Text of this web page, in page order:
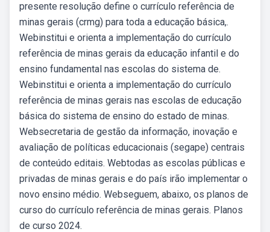
presente resolução define o currículo referência de
minas gerais (crmg) para toda a educação básica,.
Webinstitui e orienta a implementação do currículo
referência de minas gerais da educação infantil e do
ensino fundamental nas escolas do sistema de.
Webinstitui e orienta a implementação do currículo
referência de minas gerais nas escolas de educação
básica do sistema de ensino do estado de minas.
Websecretaria de gestão da informação, inovação e
avaliação de políticas educacionais (segape) centrais
de conteúdo editais. Webtodas as escolas públicas e
privadas de minas gerais e do país irão implementar o
novo ensino médio. Webseguem, abaixo, os planos de
curso do currículo referência de minas gerais. Planos
de curso 2024.